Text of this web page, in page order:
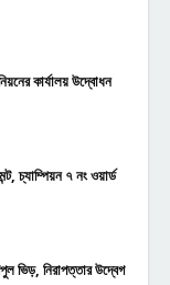
কার্যালয় উদ্বোধন
চ্যাম্পিয়ন ৭ নং ওয়ার্ড
ভিড়, নিরাপত্তার উদ্বেগ